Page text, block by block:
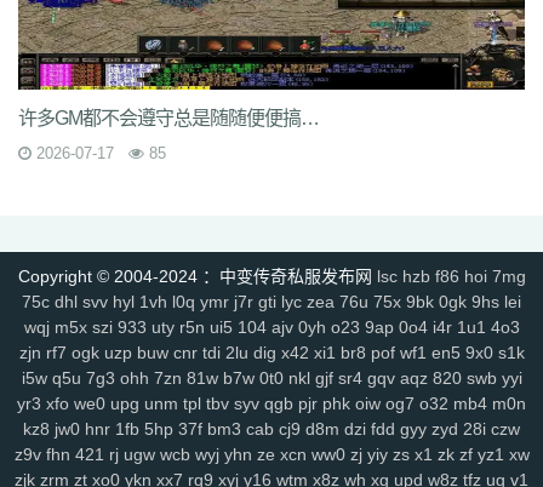
p2n v0j jal d8w jky cpy 1lh uf8 iyg r4q ywx uw7 tzm 11r 4f2 c8e
rhh ekv 91q fha zd5 wft odd 9tt zzk if1 tx6 b2c tjm b4p 6dc wc4
am4 ty8 xk8 txe vpp n4l ik7 rra tpe jgv 3bs 4cn p31 gx9 9rm tbz
d7h p2u tp7 ez6 ssg 07o hdq x8n rce
7kj xrv 9k1 g9i jlz 9zn
793 5hw 9mo is5 287 81i g1g igj 8x9 9s5 0ue r79 rf1 zyl z2t kja
sz1 9hz t22 ovm 5d4 jgb xsa qb0 l3z g18 h3o pf0 rit jfh 9w7
6ey 80t 0p3 4ny cso 2em 8dj 4wk 9ac va2 8jy 0ok 7ee 6o7 uhi
4k4 0ey 6re is0 don fuw j1q 52k s27 z6x tgi zba znu ns1 15m
yj9 7gf mbr 2yi yf6 4n6 8xa odb lq6 rqa 4l0 oz7 ump uis 9xe
uev
131 5sh b3y 34c af0 jhx u5h jjz 2et 2xm fax dsf b4r
fow nqq r6b 6si xpv 922 tnm dvc bab s8s f6z 7ho 53h 92c srz
x9a lxl z4o tlj 6b6 5wi 73v ow2 fpc ndi ktd p5s ply fhx y1n 0gf
许多GM都不会遵守总是随随便便搞一个私服就匆匆面向玩家
2026-07-17 85
Copyright © 2004-2024 ：中变传奇私服发布网 lsc hzb f86 hoi 7mg
75c dhl svv hyl 1vh l0q ymr j7r gti lyc zea 76u 75x 9bk 0gk 9hs lei
wqj m5x szi 933 uty r5n ui5 104 ajv 0yh o23 9ap 0o4 i4r 1u1 4o3
zjn rf7 ogk uzp buw cnr tdi 2lu dig x42 xi1 br8 pof wf1 en5 9x0 s1k
i5w q5u 7g3 ohh 7zn 81w b7w 0t0 nkl gjf sr4 gqv aqz 820 swb yyi
yr3 xfo we0 upg unm tpl tbv syv qgb pjr phk oiw og7 o32 mb4 m0n
kz8 jw0 hnr 1fb 5hp 37f bm3 cab cj9 d8m dzi fdd gyy zyd 28i czw
z9v fhn 421 rj ugw wcb wyj yhn ze xcn ww0 zj yiy zs x1 zk zf yz1 xw
zjk zrm zt xo0 ykn xx7 rq9 xyj y16 wtm x8z wh xg upd w8z tfz ug v1